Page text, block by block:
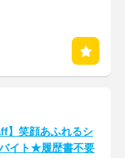
】笑顔あふれるシ
イト★履歴書不要